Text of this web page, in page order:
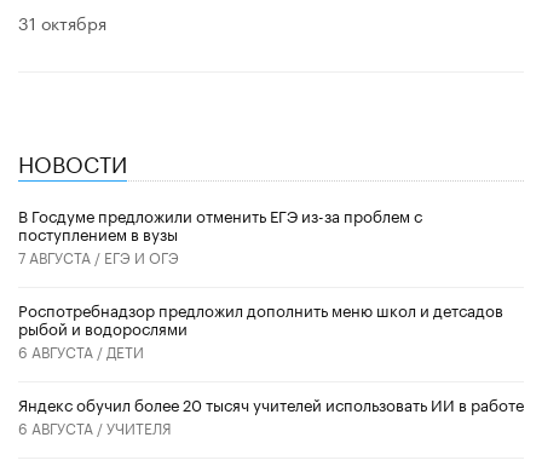
31 октября
НОВОСТИ
В Госдуме предложили отменить ЕГЭ из-за проблем с
поступлением в вузы
7 АВГУСТА / ЕГЭ И ОГЭ
Роспотребнадзор предложил дополнить меню школ и детсадов
рыбой и водорослями
6 АВГУСТА / ДЕТИ
​Яндекс обучил более 20 тысяч учителей использовать ИИ в работе
6 АВГУСТА /УЧИТЕЛЯ